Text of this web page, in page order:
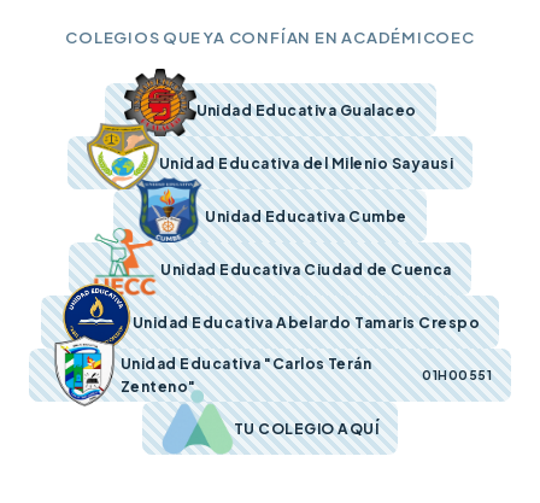
COLEGIOS QUE YA CONFÍAN EN ACADÉMICOEC
Unidad Educativa Gualaceo
Unidad Educativa del Milenio Sayausi
Unidad Educativa Cumbe
Unidad Educativa Ciudad de Cuenca
Unidad Educativa Abelardo Tamaris Crespo
Unidad Educativa "Carlos Terán
Zenteno"
01H00551
TU COLEGIO AQUÍ